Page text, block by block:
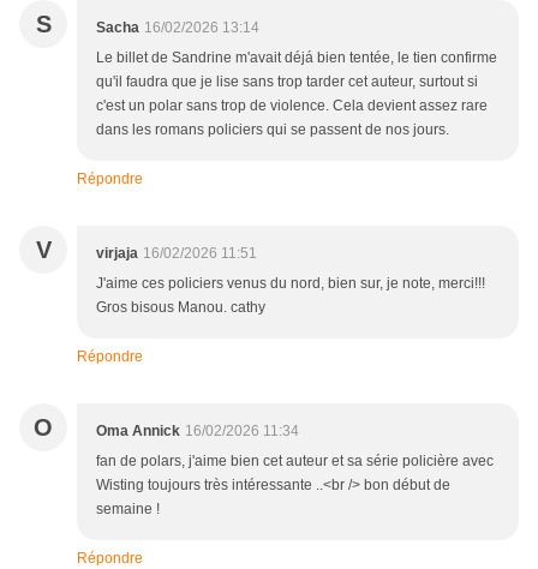
S Sacha 16/02/2026 13:14
Le billet de Sandrine m'avait déjá bien tentée, le tien confirme
qu'il faudra que je lise sans trop tarder cet auteur, surtout si
c'est un polar sans trop de violence. Cela devient assez rare
dans les romans policiers qui se passent de nos jours.
Répondre
V virjaja 16/02/2026 11:51
J'aime ces policiers venus du nord, bien sur, je note, merci!!!
Gros bisous Manou. cathy
Répondre
O Oma Annick 16/02/2026 11:34
fan de polars, j'aime bien cet auteur et sa série policière avec
Wisting toujours très intéressante ..<br /> bon début de
semaine !
Répondre